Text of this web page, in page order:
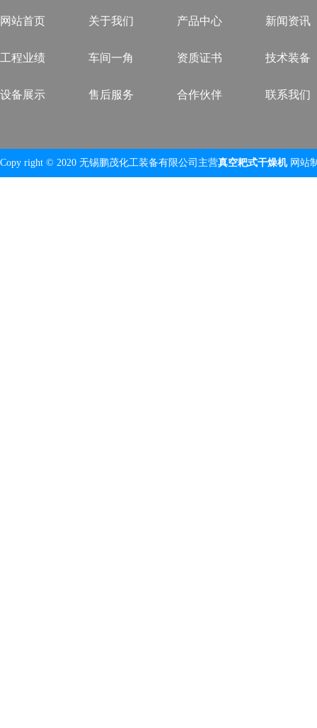
网站首页 关于我们 产品中心 新闻资讯
工程业绩 车间一角 资质证书 技术装备
设备展示 售后服务 合作伙伴 联系我们
Copy right © 2020 无锡鹏茂化工装备有限公司主营真空耙式干燥机 网站